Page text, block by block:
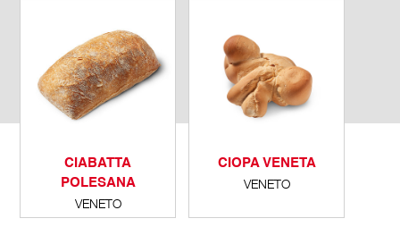
CIABATTA
POLESANA
VENETO
CIOPA VENETA
VENETO